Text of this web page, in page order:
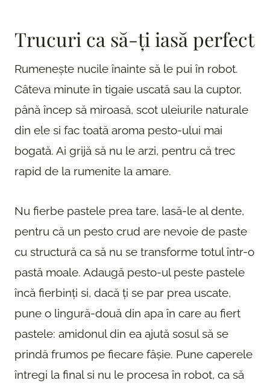
Trucuri ca să-ți iasă perfect
Rumenește nucile înainte să le pui în robot.
Câteva minute în tigaie uscată sau la cuptor,
până încep să miroasă, scot uleiurile naturale
din ele si fac toată aroma pesto-ului mai
bogată. Ai grijă să nu le arzi, pentru că trec
rapid de la rumenite la amare.
Nu fierbe pastele prea tare, lasă-le al dente,
pentru că un pesto crud are nevoie de paste
cu structură ca să nu se transforme totul într-o
pastă moale. Adaugă pesto-ul peste pastele
încă fierbinți si, dacă ți se par prea uscate,
pune o lingură-două din apa în care au fiert
pastele: amidonul din ea ajută sosul să se
prindă frumos pe fiecare fâșie. Pune caperele
întregi la final si nu le procesa în robot, ca să